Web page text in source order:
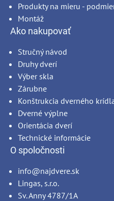
Produkty na mieru -
Montáž
Ako nakupovať
Stručný návod
Druhy dverí
Výber skla
Zárubne
Konštrukcia dverného
Dverné výplne
Orientácia dverí
Technické informácie
O spoločnosti
info@najdvere.sk
Lingas, s.r.o.
Sv. Anny 4787/1A